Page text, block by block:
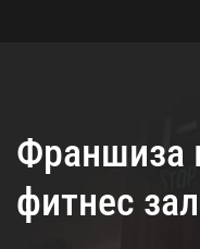
Франшиза
фитнес